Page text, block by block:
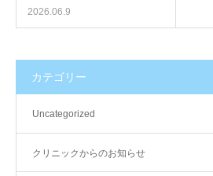
2026.06.9
カテゴリー
Uncategorized
クリニックからのお知らせ